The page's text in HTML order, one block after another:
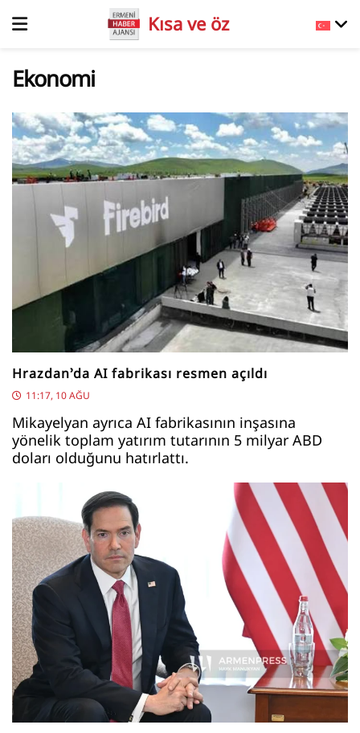
Kısa ve öz
Ekonomi
Hrazdan’da AI fabrikası resmen açıldı
11:17, 10 AĞU
Mikayelyan ayrıca AI fabrikasının inşasına
yönelik toplam yatırım tutarının 5 milyar ABD
doları olduğunu hatırlattı.